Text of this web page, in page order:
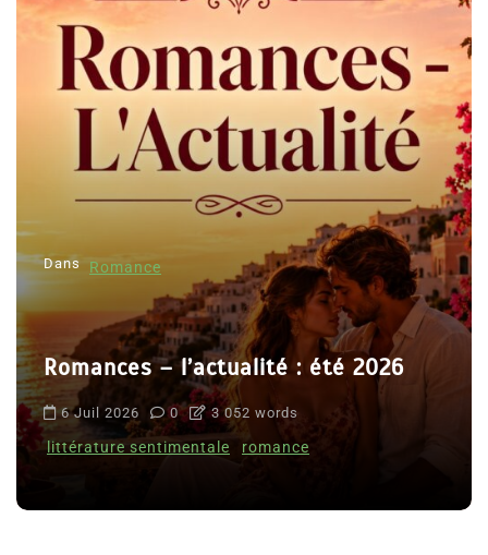
Dans Romance
Romances – l’actualité : été 2026
6 Juil 2026 0 3 052 words
littérature sentimentale romance